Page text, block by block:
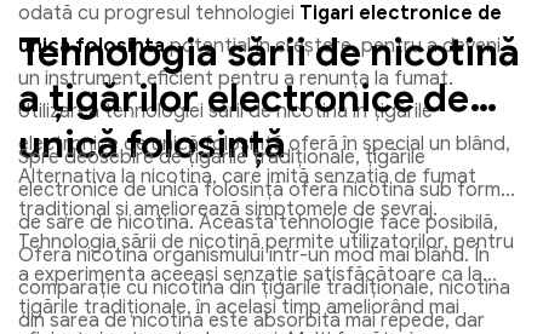
odată cu progresul tehnologiei Tigari electronice de
unica folosintapotențial în creștere, pentru a deveni
un instrument eficient pentru a renunța la fumat.
Utilizarea tehnologiei sării de nicotină în țigările
electronice de unică folosință oferă în special un blând,
Alternativa la nicotina, care imită senzația de fumat
tradițional și ameliorează simptomele de sevraj.
Tehnologia sării de nicotină
a țigărilor electronice de
unică folosință
Spre deosebire de țigările tradiționale, țigările
electronice de unică folosință oferă nicotină sub formă
de sare de nicotină. Această tehnologie face posibilă,
Oferă nicotină organismului într-un mod mai blând. În
comparație cu nicotina din țigările tradiționale, nicotina
din sarea de nicotină este absorbită mai repede, dar
Tehnologia sării de nicotină permite utilizatorilor, pentru
a experimenta aceeași senzație satisfăcătoare ca la
țigările tradiționale, în același timp ameliorând mai